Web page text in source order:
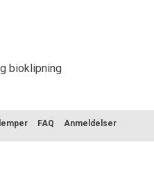
bioklipning
FAQ Anmeldelser